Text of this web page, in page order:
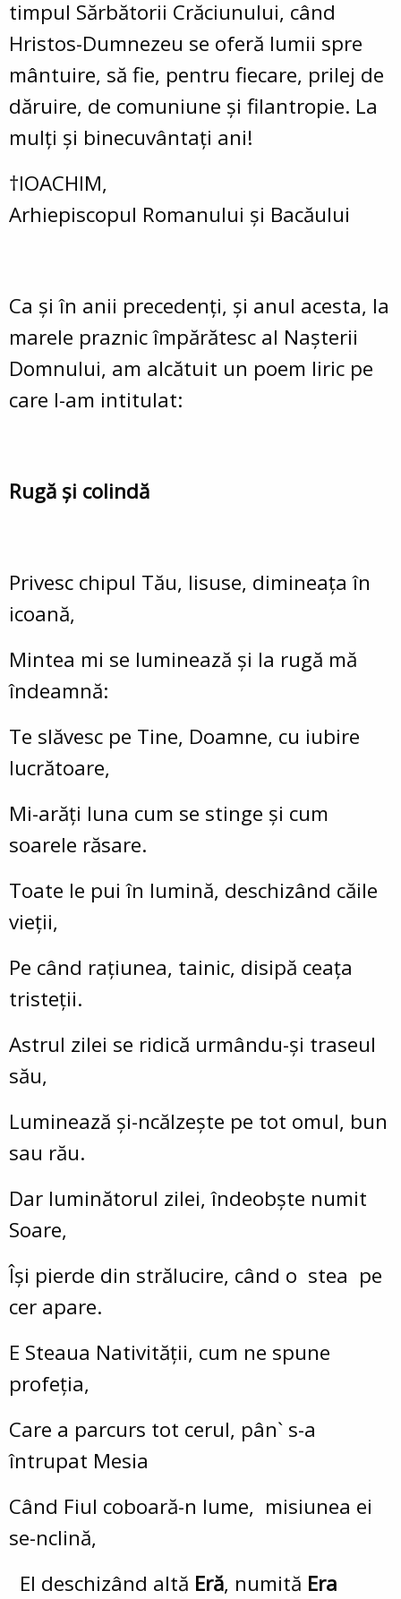
timpul Sărbătorii Crăciunului, când
Hristos-Dumnezeu se oferă lumii spre
mântuire, să fie, pentru fiecare, prilej de
dăruire, de comuniune și filantropie. La
mulți și binecuvântați ani!
†IOACHIM,
Arhiepiscopul Romanului și Bacăului
Ca și în anii precedenți, și anul acesta, la
marele praznic împărătesc al Nașterii
Domnului, am alcătuit un poem liric pe
care l-am intitulat:
Rugă și colindă
Privesc chipul Tău, Iisuse, dimineața în
icoană,
Mintea mi se luminează și la rugă mă
îndeamnă:
Te slăvesc pe Tine, Doamne, cu iubire
lucrătoare,
Mi-arăți luna cum se stinge și cum
soarele răsare.
Toate le pui în lumină, deschizând căile
vieții,
Pe când rațiunea, tainic, disipă ceața
tristeții.
Astrul zilei se ridică urmându-și traseul
său,
Luminează și-ncălzește pe tot omul, bun
sau rău.
Dar luminătorul zilei, îndeobște numit
Soare,
Își pierde din strălucire, când o stea pe
cer apare.
E Steaua Nativității, cum ne spune
profeția,
Care a parcurs tot cerul, pân` s-a
întrupat Mesia
Când Fiul coboară-n lume, misiunea ei
se-nclină,
El deschizând altă Eră, numită Era